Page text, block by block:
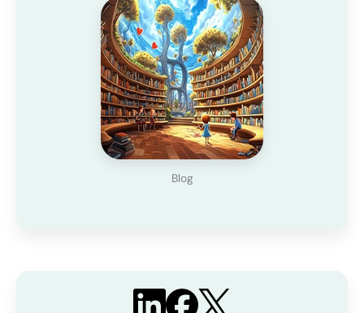
Blog